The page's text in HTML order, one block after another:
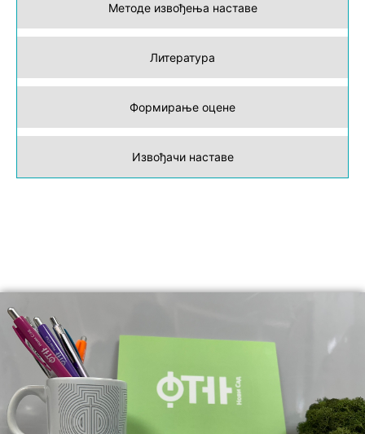
Методе извођења наставе
Литература
Формирање оцене
Извођачи наставе